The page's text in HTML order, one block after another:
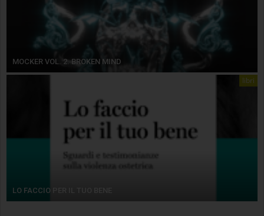
MOCKER VOL. 2. BROKEN MIND
libri
LO FACCIO PER IL TUO BENE